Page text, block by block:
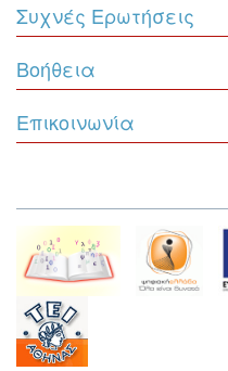
Συχνές Ερωτήσεις
Βοήθεια
Επικοινωνία